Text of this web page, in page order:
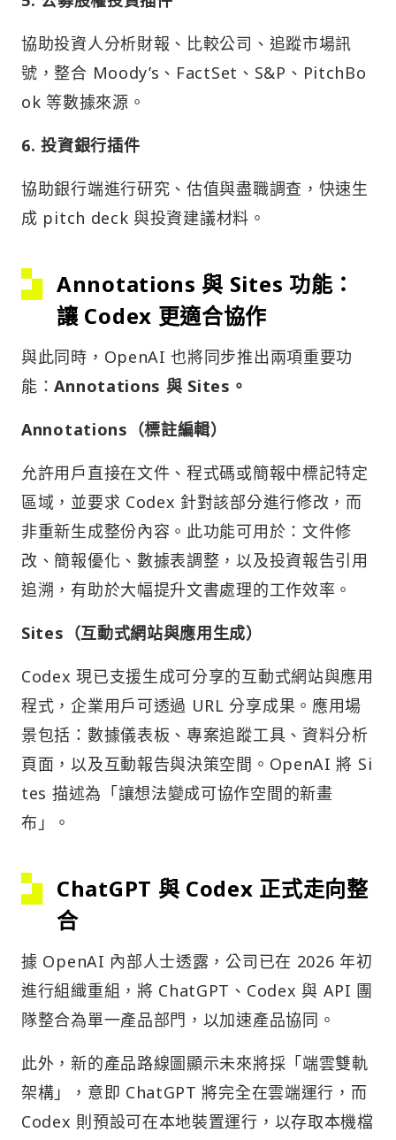
協助投資人分析財報、比較公司、追蹤市場訊
號，整合 Moody’s、FactSet、S&P、PitchBo
ok 等數據來源。
6. 投資銀行插件
協助銀行端進行研究、估值與盡職調查，快速生
成 pitch deck 與投資建議材料。
Annotations 與 Sites 功能：
讓 Codex 更適合協作
與此同時，OpenAI 也將同步推出兩項重要功
能：Annotations 與 Sites。
Annotations（標註編輯）
允許用戶直接在文件、程式碼或簡報中標記特定
區域，並要求 Codex 針對該部分進行修改，而
非重新生成整份內容。此功能可用於：文件修
改、簡報優化、數據表調整，以及投資報告引用
追溯，有助於大幅提升文書處理的工作效率。
Sites（互動式網站與應用生成）
Codex 現已支援生成可分享的互動式網站與應用
程式，企業用戶可透過 URL 分享成果。應用場
景包括：數據儀表板、專案追蹤工具、資料分析
頁面，以及互動報告與決策空間。OpenAI 將 Si
tes 描述為「讓想法變成可協作空間的新畫
布」。
ChatGPT 與 Codex 正式走向整
合
據 OpenAI 內部人士透露，公司已在 2026 年初
進行組織重組，將 ChatGPT、Codex 與 API 團
隊整合為單一產品部門，以加速產品協同。
此外，新的產品路線圖顯示未來將採「端雲雙軌
架構」，意即 ChatGPT 將完全在雲端運行，而
Codex 則預設可在本地裝置運行，以存取本機檔